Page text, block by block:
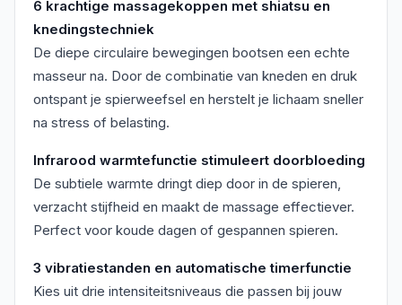
6 krachtige massagekoppen met shiatsu en
knedingstechniek
De diepe circulaire bewegingen bootsen een echte
masseur na. Door de combinatie van kneden en druk
ontspant je spierweefsel en herstelt je lichaam sneller
na stress of belasting.
Infrarood warmtefunctie stimuleert doorbloeding
De subtiele warmte dringt diep door in de spieren,
verzacht stijfheid en maakt de massage effectiever.
Perfect voor koude dagen of gespannen spieren.
3 vibratiestanden en automatische timerfunctie
Kies uit drie intensiteitsniveaus die passen bij jouw